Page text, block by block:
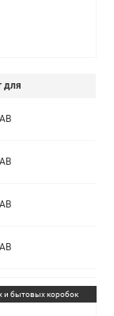
для
и бытовых коробок